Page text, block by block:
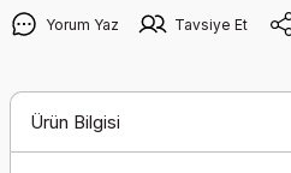
Yorum Yaz Tavsiye Et
Ürün Bilgisi